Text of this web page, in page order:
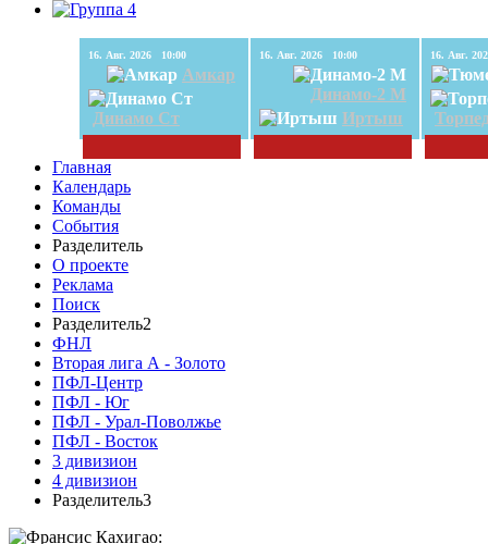
16. Авг. 2026 10:00
Амкар
Динамо Ст
16. Авг. 2026 10:00
Динамо-2 М
Иртыш
Главная
Календарь
Команды
События
Разделитель
О проекте
Реклама
Поиск
Разделитель2
ФНЛ
Вторая лига А - Золото
ПФЛ-Центр
ПФЛ - Юг
ПФЛ - Урал-Поволжье
ПФЛ - Восток
3 дивизион
4 дивизион
Разделитель3